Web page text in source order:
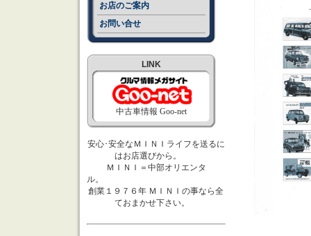
お店のご案内
お問い合せ
LINK
中古車情報 Goo-net
安心･安全なＭＩＮＩライフを送るに
はお店選びから。
ＭＩＮＩ＝中部オリエンタ
ル。
創業１９７６年 ＭＩＮＩの事なら全
ておまかせ下さい。